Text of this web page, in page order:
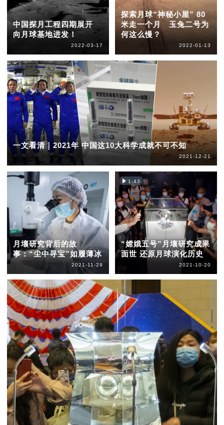
中国探月工程四期展开
向月球基地进发！
2022-03-17
探索月球“神秘小屋” 80
米走一个月 玉兔二号为
何这么慢？
2022-01-13
一文看清｜2021年 中国这10大科学成就不可不知
2021-12-21
月壤研究背后的故
事：“尘中寻宝”如履薄冰
2021-11-29
1:43
“嫦娥五号”月壤研究成果
面世 还原月球演化历史
2021-10-20